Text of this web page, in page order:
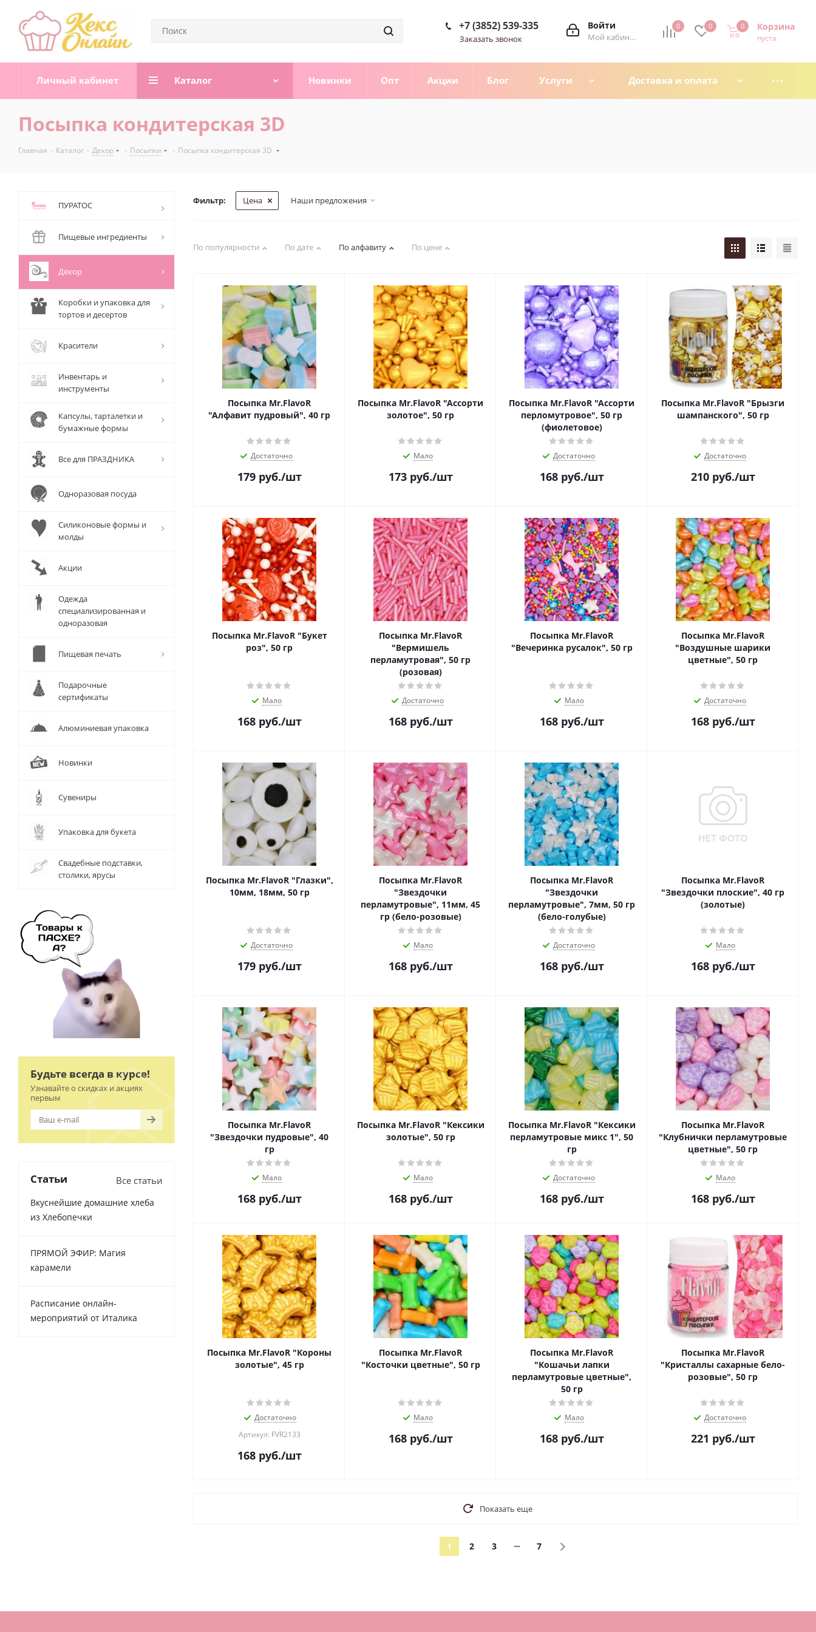
0 0 Корзина
0
пуста
0
Войти
Мой кабинет
+7 (3852) 539-335
Заказать звонок
Личный кабинет Каталог Новинки Опт Акции Блог Услуги Доставка и оплата
Посыпка кондитерская 3D
Главная - Каталог - Декор - Посыпки - Посыпка кондитерская 3D
Фильтр: Цена Наши предложения
По популярности По дате По алфавиту По цене
Посыпка Mr.FlavoR
"Алфавит пудровый", 40 гр
Достаточно
179руб./шт
Посыпка Mr.FlavoR "Ассорти
золотое", 50 гр
Мало
173руб./шт
Посыпка Mr.FlavoR "Ассорти
перломутровое", 50 гр
(фиолетовое)
Достаточно
168руб./шт
Посыпка Mr.FlavoR "Брызги
шампанского", 50 гр
Достаточно
210руб./шт
Посыпка Mr.FlavoR "Букет
роз", 50 гр
Мало
168руб./шт
Посыпка Mr.FlavoR
"Вермишель
перламутровая", 50 гр
(розовая)
Достаточно
168руб./шт
Посыпка Mr.FlavoR
"Вечеринка русалок", 50 гр
Мало
168руб./шт
Посыпка Mr.FlavoR
"Воздушные шарики
цветные", 50 гр
Достаточно
168руб./шт
Посыпка Mr.FlavoR "Глазки",
10мм, 18мм, 50 гр
Достаточно
179руб./шт
Посыпка Mr.FlavoR
"Звездочки
перламутровые", 11мм, 45
гр (бело-розовые)
Мало
168руб./шт
Посыпка Mr.FlavoR
"Звездочки
перламутровые", 7мм, 50 гр
(бело-голубые)
Достаточно
168руб./шт
Посыпка Mr.FlavoR
"Звездочки плоские", 40 гр
(золотые)
Мало
168руб./шт
Посыпка Mr.FlavoR
"Звездочки пудровые", 40
гр
Мало
168руб./шт
Посыпка Mr.FlavoR "Кексики
золотые", 50 гр
Мало
168руб./шт
Посыпка Mr.FlavoR "Кексики
перламутровые микс 1", 50
гр
Достаточно
168руб./шт
Посыпка Mr.FlavoR
"Клубнички перламутровые
цветные", 50 гр
Мало
168руб./шт
Посыпка Mr.FlavoR "Короны
золотые", 45 гр
Достаточно
Артикул: FVR2133
168руб./шт
Посыпка Mr.FlavoR
"Косточки цветные", 50 гр
Мало
168руб./шт
Посыпка Mr.FlavoR
"Кошачьи лапки
перламутровые цветные",
50 гр
Мало
168руб./шт
Посыпка Mr.FlavoR
"Кристаллы сахарные бело-
розовые", 50 гр
Достаточно
221 руб./шт
Показать еще
1 2 3 7
ПУРАТОС
Пищевые ингредиенты
Декор
Коробки и упаковка для
тортов и десертов
Красители
Инвентарь и
инструменты
Капсулы, тарталетки и
бумажные формы
Все для ПРАЗДНИКА
Одноразовая посуда
Силиконовые формы и
молды
Акции
Одежда
специализированная и
одноразовая
Пищевая печать
Подарочные
сертификаты
Алюминиевая упаковка
Новинки
Сувениры
Упаковка для букета
Свадебные подставки,
столики, ярусы
Будьте всегда в курсе!
Узнавайте о скидках и акциях
первым
Статьи Все статьи
Вкуснейшие домашние хлеба
из Хлебопечки
ПРЯМОЙ ЭФИР: Магия
карамели
Расписание онлайн-
мероприятий от Италика